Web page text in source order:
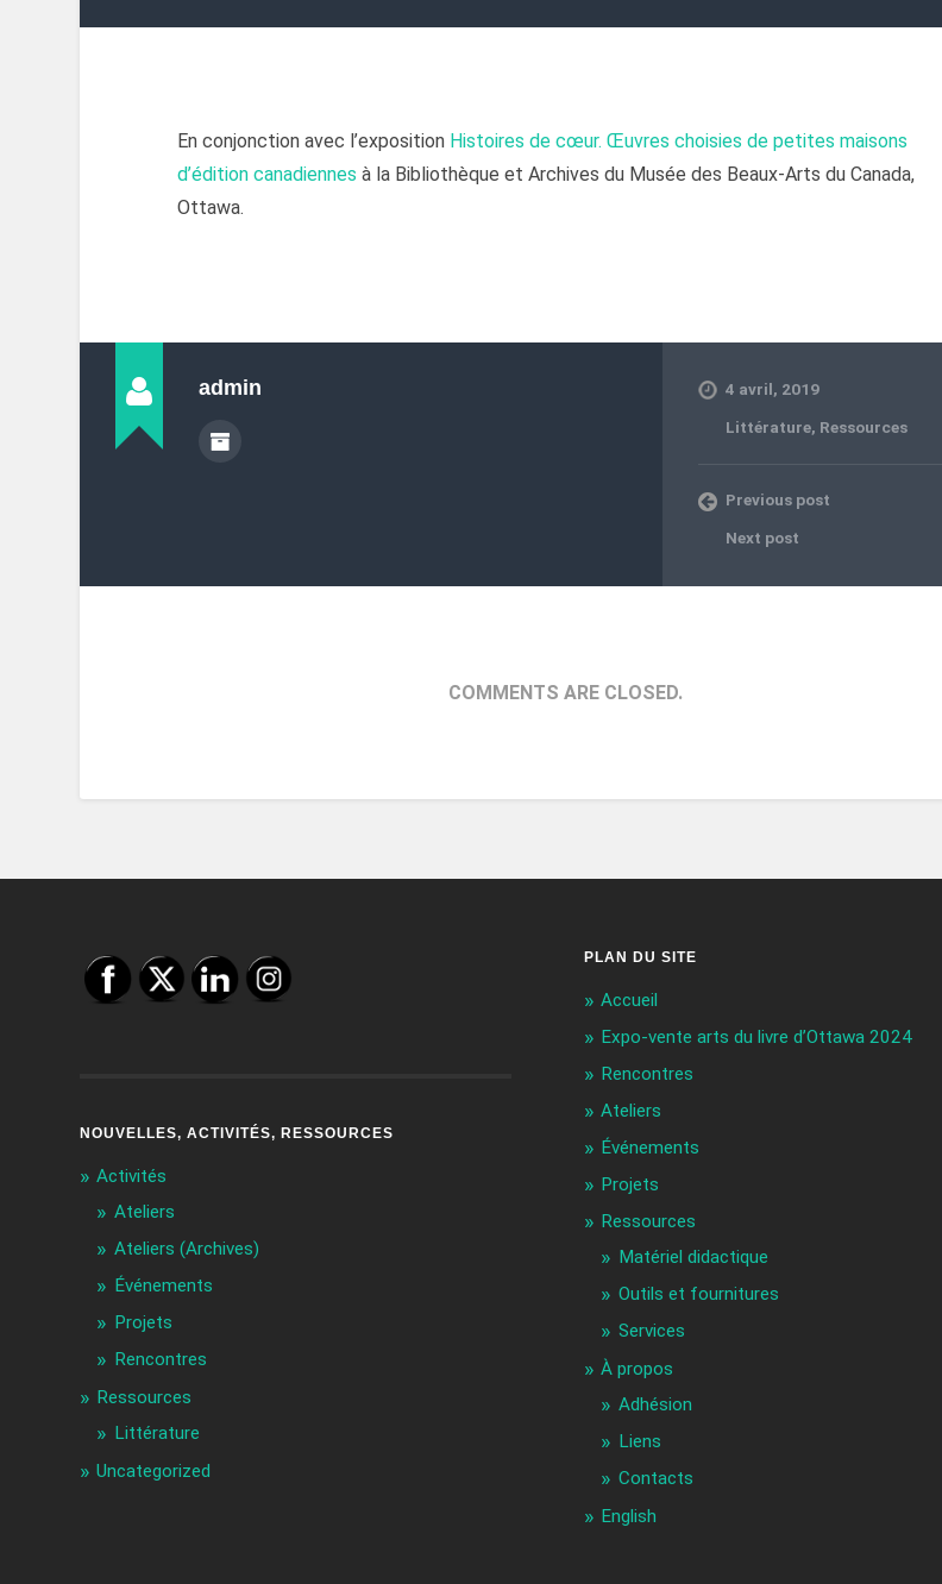
En conjonction avec l’exposition Histoires de cœur. Œuvres choisies de petites maisons
d’édition canadiennes​ à la Bibliothèque et Archives du Musée des Beaux-Arts du Canada,
Ottawa.
admin
4 avril, 2019
Littérature, Ressources
Previous post
Next post
COMMENTS ARE CLOSED.
NOUVELLES, ACTIVITÉS, RESSOURCES
Activités
Ateliers
Ateliers (Archives)
Événements
Projets
Rencontres
Ressources
Littérature
Uncategorized
PLAN DU SITE
Accueil
Expo-vente arts du livre d’Ottawa 2024
Rencontres
Ateliers
Événements
Projets
Ressources
Matériel didactique
Outils et fournitures
Services
À propos
Adhésion
Liens
Contacts
English